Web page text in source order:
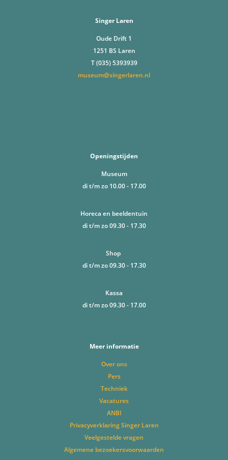
Singer Laren
Oude Drift 1
1251 BS Laren
T (035) 5393939
museum@singerlaren.nl
Openingstijden
Museum
di t/m zo 10.00 - 17.00
Horeca en beeldentuin
di t/m zo 09.30 - 17.30
Shop
di t/m zo 09.30 - 17.30
Kassa
di t/m zo 09.30 - 17.00
Meer informatie
Over ons
Pers
Techniek
Vacatures
ANBI
Privacyverklaring Singer Laren
Veelgestelde vragen
Algemene bezoekersvoorwaarden